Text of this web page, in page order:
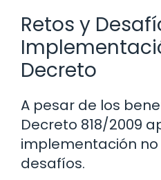
Retos y
Decreto
A pesar de los
Decreto 818/2009
implementación
desafíos.